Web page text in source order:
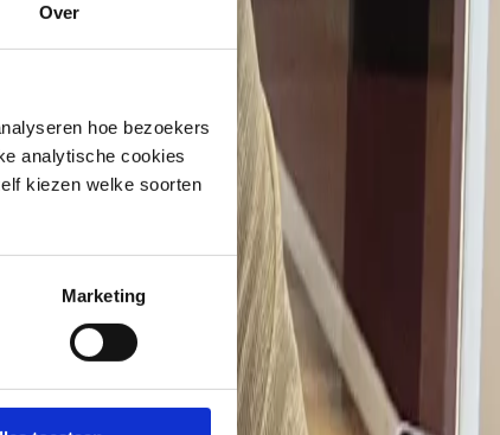
Over
hoe bezoekers
analytische cookies
kiezen welke soorten
Marketing